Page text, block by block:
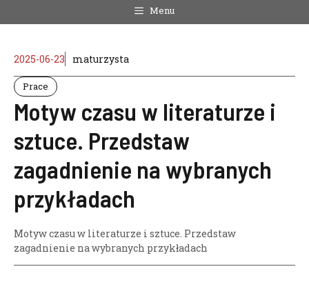
Menu
2025-06-23 maturzysta
Prace
Motyw czasu w literaturze i
sztuce. Przedstaw
zagadnienie na wybranych
przykładach
Motyw czasu w literaturze i sztuce. Przedstaw
zagadnienie na wybranych przykładach